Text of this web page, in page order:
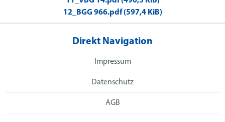
12_BGG 966.pdf (597,4 KiB)
Direkt Navigation
Impressum
Datenschutz
AGB